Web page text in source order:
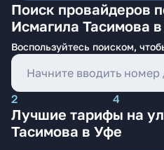
Поиск провайдеров
Исмагила Тасимова
Воспользуйтесь поиском,
2 4
Лучшие тарифы на
Тасимова в Уфе